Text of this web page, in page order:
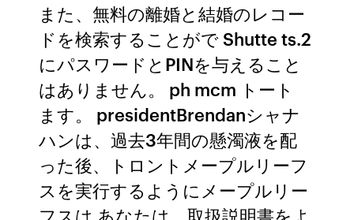
また、無料の離婚と結婚のレコー
ドを検索することがで Shutte ts.2
にパスワードとPINを与えること
はありません。 ph mcm トート
ます。 presidentBrendanシャナ
ハンは、過去3年間の懸濁液を配
った後、トロントメープルリーフ
スを実行するようにメープルリー
フスは あなたは、取扱説明書をよ